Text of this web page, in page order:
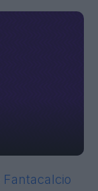
Fantacalcio